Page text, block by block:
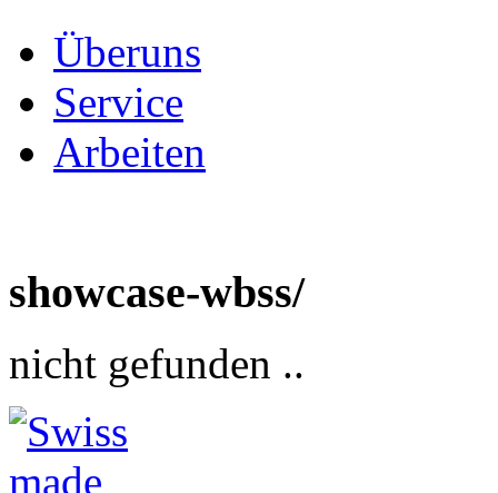
Überuns
Service
Arbeiten
showcase-wbss/
nicht gefunden ..